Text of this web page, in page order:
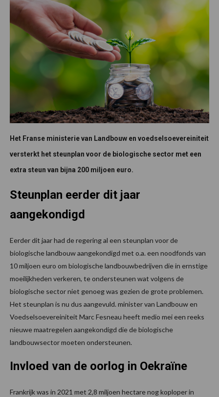
Het Franse ministerie van Landbouw en voedselsoevereiniteit
versterkt het steunplan voor de biologische sector met een
extra steun van bijna 200 miljoen euro.
Steunplan eerder dit jaar
aangekondigd
Eerder dit jaar had de regering al een steunplan voor de
biologische landbouw aangekondigd met o.a. een noodfonds van
10 miljoen euro om biologische landbouwbedrijven die in ernstige
moeilijkheden verkeren, te ondersteunen wat volgens de
biologische sector niet genoeg was gezien de grote problemen.
Het steunplan is nu dus aangevuld. minister van Landbouw en
Voedselsoevereiniteit Marc Fesneau heeft medio mei een reeks
nieuwe maatregelen aangekondigd die de biologische
landbouwsector moeten ondersteunen.
Invloed van de oorlog in Oekraïne
Frankrijk was in 2021 met 2,8 miljoen hectare nog koploper in